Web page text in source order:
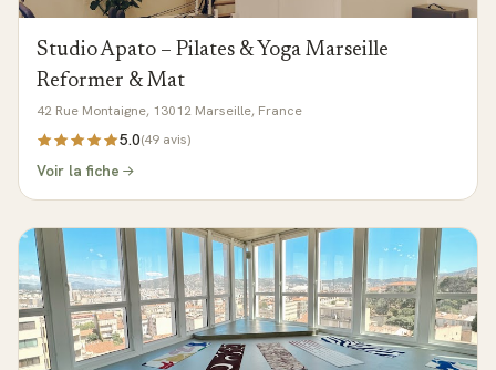
Studio Apato – Pilates & Yoga Marseille
Reformer & Mat
42 Rue Montaigne, 13012 Marseille, France
5.0(49 avis)
Voir la fiche